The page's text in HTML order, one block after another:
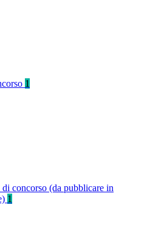
1
concorso (da pubblicare in
1